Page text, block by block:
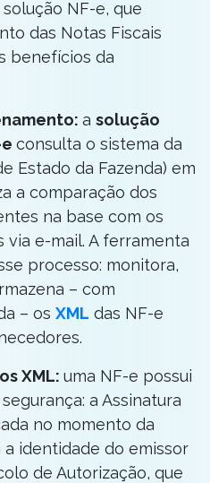
NF-e, que
das Notas Fiscais
benefícios da
a solução
consulta o sistema da
Estado da Fazenda) em
a comparação dos
na base com os
via e-mail. A ferramenta
processo: monitora,
– com
– os XML das NF-e
XML: uma NF-e possui
a Assinatura
no momento da
identidade do emissor
de Autorização, que